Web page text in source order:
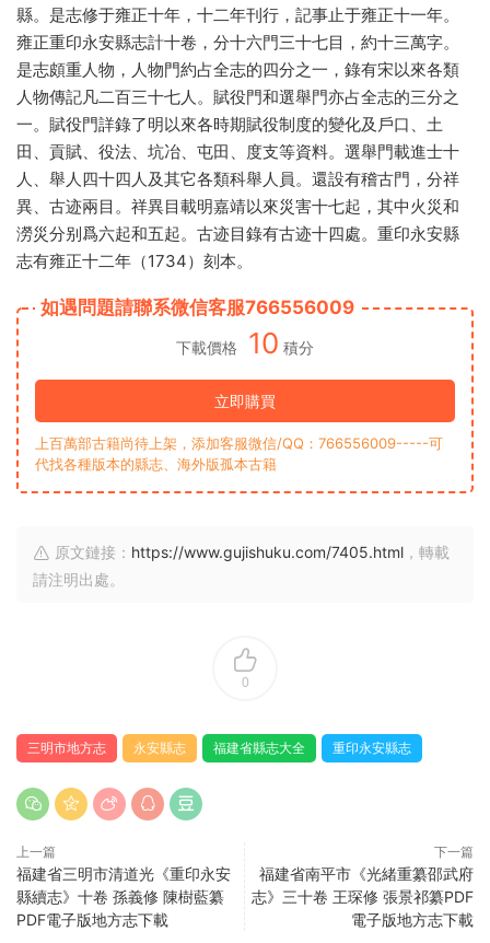
縣。是志修于雍正十年，十二年刊行，記事止于雍正十一年。
雍正重印永安縣志計十卷，分十六門三十七目，約十三萬字。
是志頗重人物，人物門約占全志的四分之一，錄有宋以來各類
人物傳記凡二百三十七人。賦役門和選舉門亦占全志的三分之
一。賦役門詳錄了明以來各時期賦役制度的變化及戶口、土
田、貢賦、役法、坑冶、屯田、度支等資料。選舉門載進士十
人、舉人四十四人及其它各類科舉人員。還設有稽古門，分祥
異、古迹兩目。祥異目載明嘉靖以來災害十七起，其中火災和
澇災分别爲六起和五起。古迹目錄有古迹十四處。重印永安縣
志有雍正十二年（1734）刻本。
如遇問題請聯系微信客服766556009
下載價格 10 積分
立即購買
上百萬部古籍尚待上架，添加客服微信/QQ：766556009-----可
代找各種版本的縣志、海外版孤本古籍
原文鏈接： https://www.gujishuku.com/7405.html ，轉載
請注明出處。
0
三明市地方志 永安縣志 福建省縣志大全 重印永安縣志
上一篇
福建省三明市清道光《重印永安
縣續志》十卷 孫義修 陳樹藍纂
PDF電子版地方志下載
下一篇
福建省南平市《光緒重纂邵武府
志》三十卷 王琛修 張景祁纂PDF
電子版地方志下載